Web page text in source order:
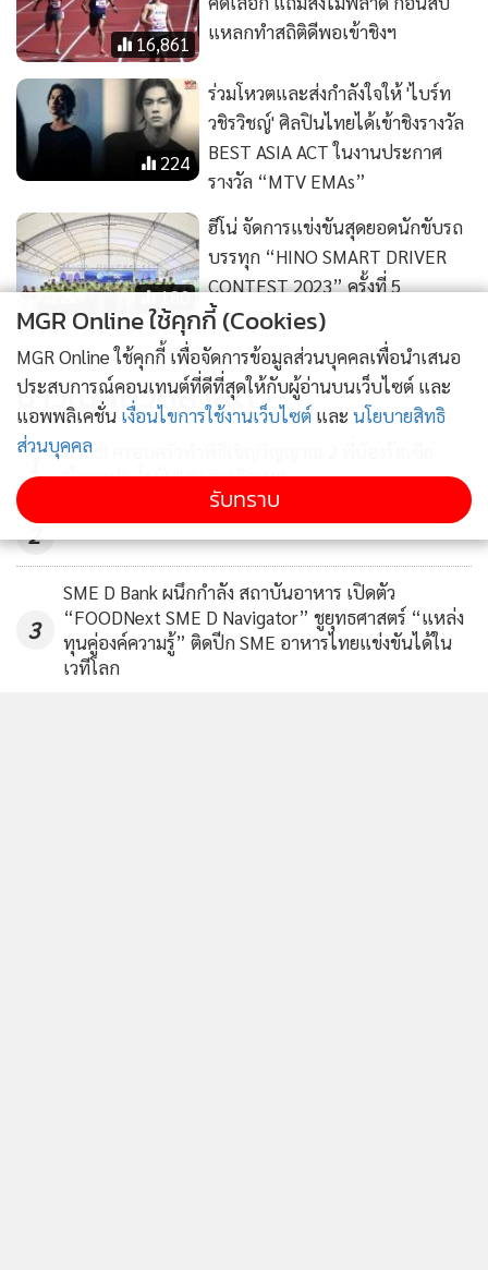
16,861
แหลกทำสถิติดีพอเข้าชิงฯ
224
ร่วมโหวตและส่งกำลังใจให้ 'ไบร์ท
วชิรวิชญ์' ศิลปินไทยได้เข้าชิงรางวัล
BEST ASIA ACT ในงานประกาศ
รางวัล “MTV EMAs”
180
ฮีโน่ จัดการแข่งขันสุดยอดนักขับรถ
บรรทุก “HINO SMART DRIVER
CONTEST 2023” ครั้งที่ 5
ข่าวในหมวดล่าสุด
อาลัย! ครอบครัวทำพิธีเชิญวิญญาณ 2 พี่น้องรัสเซีย
"ไดอาน่า-โรมัน" ณ จุดเกิดเหตุ
2
3
SME D Bank ผนึกกำลัง สถาบันอาหาร เปิดตัว
“FOODNext SME D Navigator” ชูยุทธศาสตร์ “แหล่ง
ทุนคู่องค์ความรู้” ติดปีก SME อาหารไทยแข่งขันได้ใน
เวทีโลก
MGR Online ใช้คุกกี้ (Cookies)
MGR Online ใช้คุกกี้ เพื่อจัดการข้อมูลส่วนบุคคลเพื่อนำเสนอ
ประสบการณ์คอนเทนต์ที่ดีที่สุดให้กับผู้อ่านบนเว็บไซต์ และ
แอพพลิเคชั่น เงื่อนไขการใช้งานเว็บไซต์ และ นโยบายสิทธิ
ส่วนบุคคล
รับทราบ